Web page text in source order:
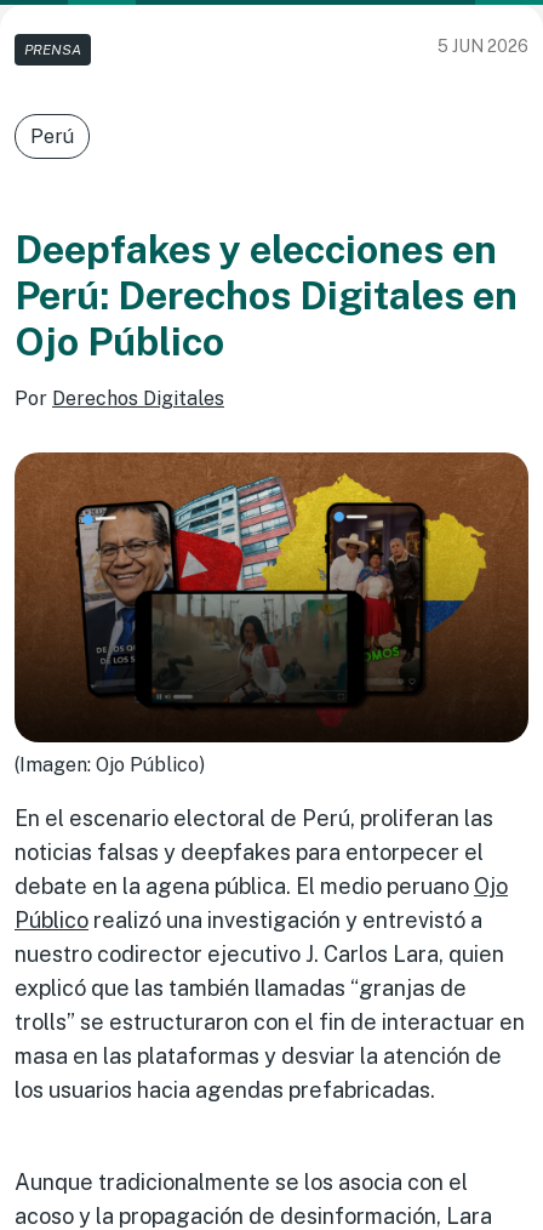
PRENSA 5 JUN 2026
Perú
Deepfakes y elecciones en
Perú: Derechos Digitales en
Ojo Público
Por Derechos Digitales
(Imagen: Ojo Público)
En el escenario electoral de Perú, proliferan las
noticias falsas y deepfakes para entorpecer el
debate en la agena pública. El medio peruano Ojo
Público realizó una investigación y entrevistó a
nuestro codirector ejecutivo J. Carlos Lara, quien
explicó que las también llamadas “granjas de
trolls” se estructuraron con el fin de interactuar en
masa en las plataformas y desviar la atención de
los usuarios hacia agendas prefabricadas.
Aunque tradicionalmente se los asocia con el
acoso y la propagación de desinformación, Lara